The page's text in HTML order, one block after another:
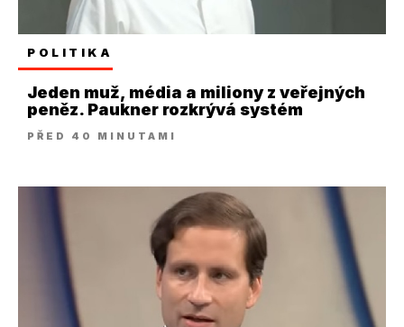
POLITIKA
Jeden muž, média a miliony z veřejných
peněz. Paukner rozkrývá systém
PŘED 40 MINUTAMI